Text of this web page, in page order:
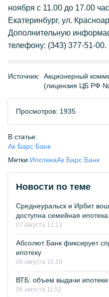
ноября с 11.00 до 17.00
Екатеринбург, ул.
Дополнительную
телефону: (343) 377-51-00.
Источник: Акционерный
(лицензия ЦБ РФ
Просмотров: 1935
В статье:
Ак Барс Банк
Метки:ИпотекаАк Барс Банк
Новости по теме
Среднеуральск и Ирбит
доступна семейная ипотека
07 августа 12:13
Абсолют Банк фиксирует
ипотеку
06 августа 16:20
ВТБ: объем выдачи
06 августа 11:52